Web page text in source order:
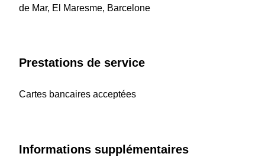
de Mar, El Maresme, Barcelone
Prestations de service
Cartes bancaires acceptées
Informations supplémentaires